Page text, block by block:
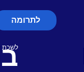
לתרומה
לשכת הגליל